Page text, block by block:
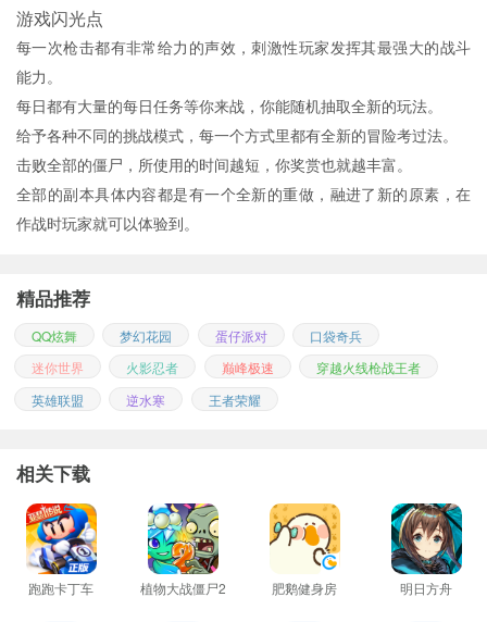
游戏闪光点
每一次枪击都有非常给力的声效，刺激性玩家发挥其最强大的战斗
能力。
每日都有大量的每日任务等你来战，你能随机抽取全新的玩法。
给予各种不同的挑战模式，每一个方式里都有全新的冒险考过法。
击败全部的僵尸，所使用的时间越短，你奖赏也就越丰富。
全部的副本具体内容都是有一个全新的重做，融进了新的原素，在
作战时玩家就可以体验到。
精品推荐
QQ炫舞 梦幻花园 蛋仔派对
口袋奇兵
迷你世界
火影忍者 巅峰极速
穿越火线枪战王者
英雄联盟
逆水寒 王者荣耀
相关下载
跑跑卡丁车 植物大战僵尸2 肥鹅健身房 明日方舟